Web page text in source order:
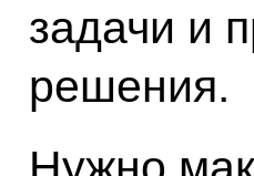
задачи и
решения.